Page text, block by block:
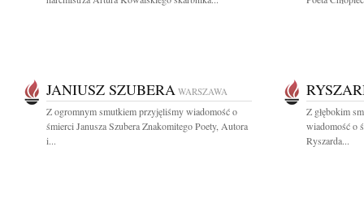
JANIUSZ SZUBERA WARSZAWA
Z ogromnym smutkiem przyjęliśmy wiadomość o
śmierci Janusza Szubera Znakomitego Poety, Autora
i...
Z głębokim
wiadomość o
Ryszarda...